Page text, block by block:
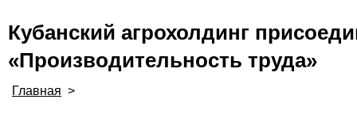
Кубанский агрохолдинг
«Производительность труда»
Главная >